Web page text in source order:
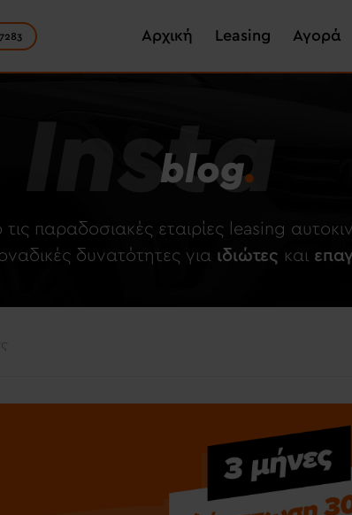
content
Main navigation
Αρχική Leasing Αγορά
Insta
blog.
τις παραδοσιακές εταιρίες leasing
δυνατότητες για ιδιώτες και